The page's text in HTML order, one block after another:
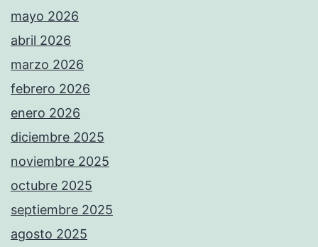
mayo 2026
abril 2026
marzo 2026
febrero 2026
enero 2026
diciembre 2025
noviembre 2025
octubre 2025
septiembre 2025
agosto 2025